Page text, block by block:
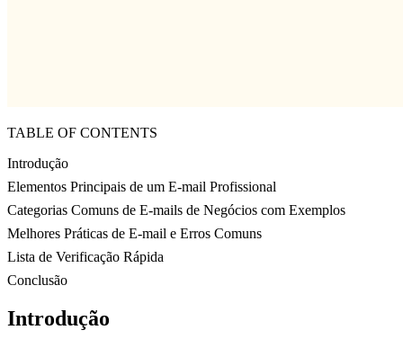
TABLE OF CONTENTS
Introdução
Elementos Principais de um E-mail Profissional
Categorias Comuns de E-mails de Negócios com Exemplos
Melhores Práticas de E-mail e Erros Comuns
Lista de Verificação Rápida
Conclusão
Introdução